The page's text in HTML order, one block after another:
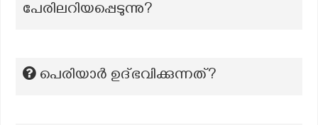
പേരിലറിയപ്പെടുന്നു?
പെരിയാർ ഉദ്ഭവിക്കുന്നത്?